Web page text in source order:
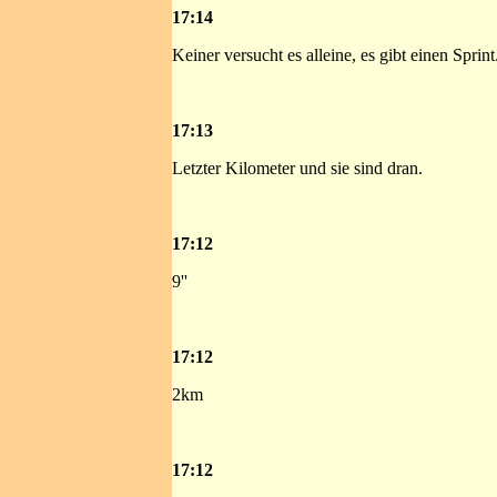
17:14
Keiner versucht es alleine, es gibt einen
17:13
Letzter Kilometer und sie sind dran.
17:12
9''
17:12
2km
17:12